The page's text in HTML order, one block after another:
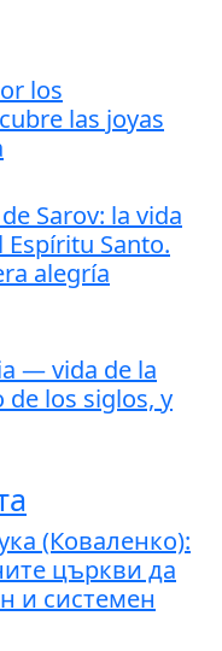
los
las joyas
Sarov: la vida
Santo.
alegría
— vida de la
los siglos, y
(Коваленко):
църкви да
и системен